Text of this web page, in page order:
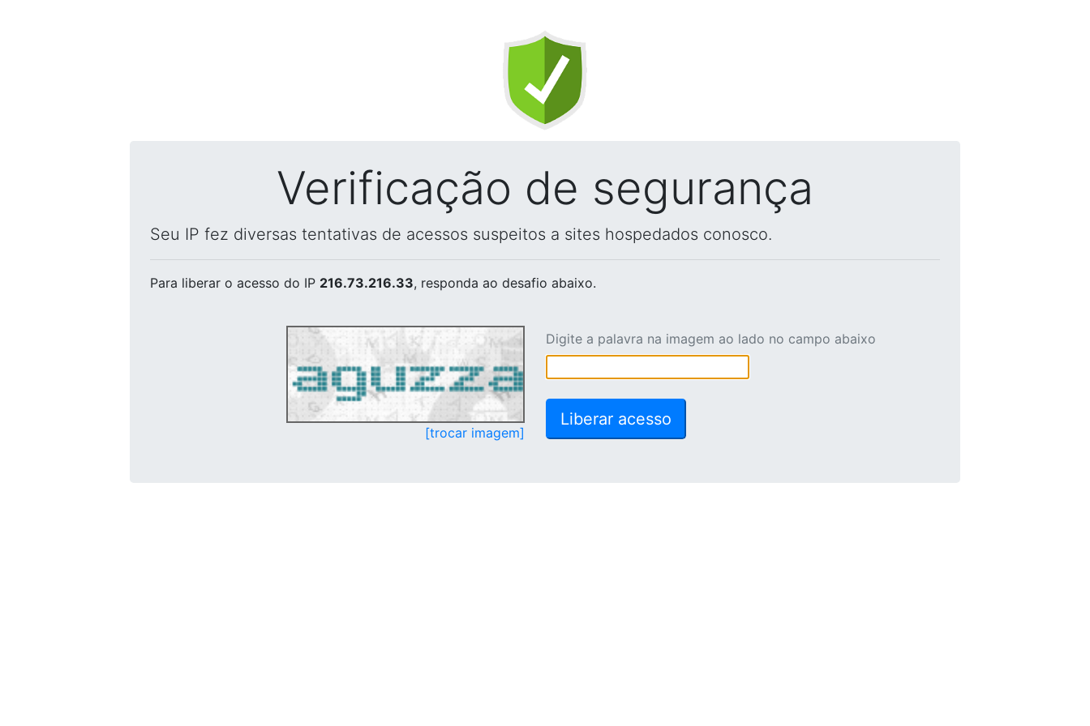
Verificação de segurança
Seu IP fez diversas tentativas de acessos suspeitos a sites hospedados conosco.
Para liberar o acesso do IP 216.73.216.33, responda ao desafio abaixo.
[trocar imagem]
Digite a palavra na imagem ao lado no campo abaixo